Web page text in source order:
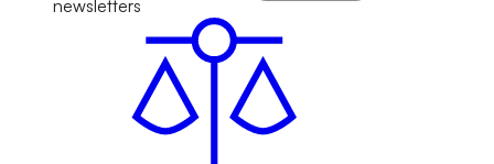
newsletters